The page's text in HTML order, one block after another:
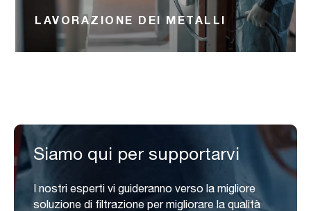
LAVORAZIONE DEI METALLI
Siamo qui per supportarvi
I nostri esperti vi guideranno verso la migliore
soluzione di filtrazione per migliorare la qualità